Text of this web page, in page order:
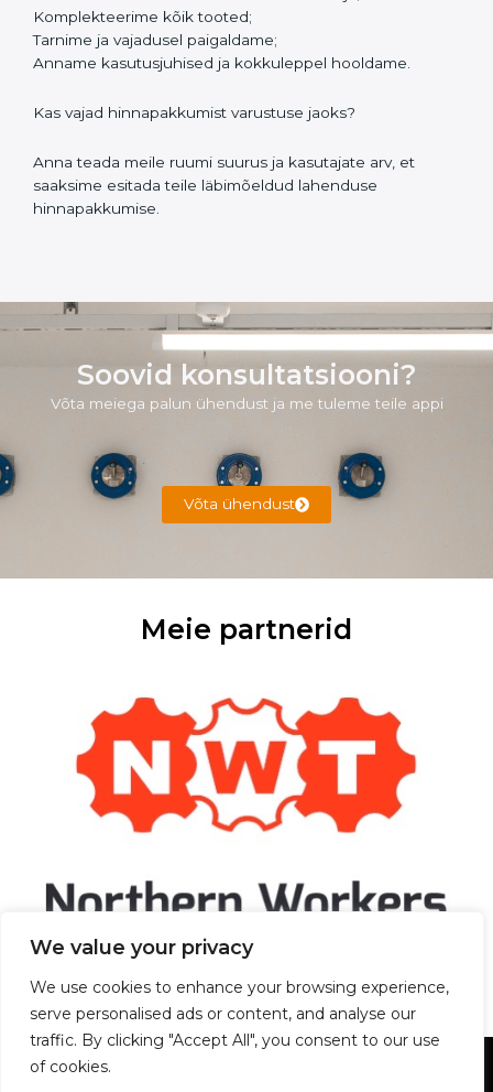
We value your privacy
We use cookies to enhance your browsing experience,
serve personalised ads or content, and analyse our
traffic. By clicking "Accept All", you consent to our use
of cookies.
Komplekteerime kõik tooted;
Tarnime ja vajadusel paigaldame;
Anname kasutusjuhised ja kokkuleppel hooldame.
Kas vajad hinnapakkumist varustuse jaoks?
Anna teada meile ruumi suurus ja kasutajate arv, et
saaksime esitada teile läbimõeldud lahenduse
hinnapakkumise.
Soovid konsultatsiooni?
Võta meiega palun ühendust ja me tuleme teile appi
Võta ühendust
Meie partnerid